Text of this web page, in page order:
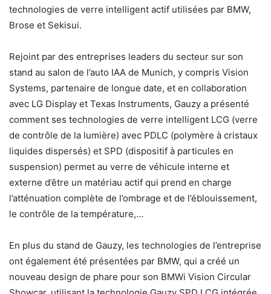
technologies de verre intelligent actif utilisées par BMW,
Brose et Sekisui.
Rejoint par des entreprises leaders du secteur sur son
stand au salon de l’auto IAA de Munich, y compris Vision
Systems, partenaire de longue date, et en collaboration
avec LG Display et Texas Instruments, Gauzy a présenté
comment ses technologies de verre intelligent LCG (verre
de contrôle de la lumière) avec PDLC (polymère à cristaux
liquides dispersés) et SPD (dispositif à particules en
suspension) permet au verre de véhicule interne et
externe d’être un matériau actif qui prend en charge
l’atténuation complète de l’ombrage et de l’éblouissement,
le contrôle de la température,…
En plus du stand de Gauzy, les technologies de l’entreprise
ont également été présentées par BMW, qui a créé un
nouveau design de phare pour son BMWi Vision Circular